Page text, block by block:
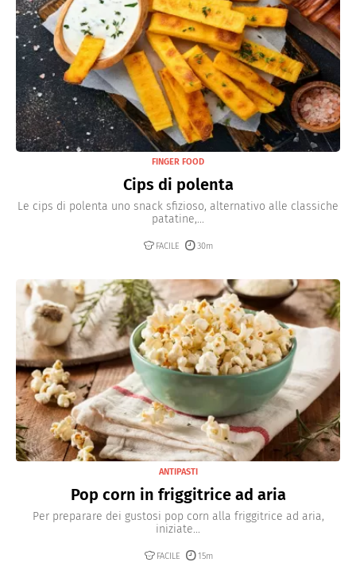
FINGER FOOD
Cips di polenta
Le cips di polenta uno snack sfizioso, alternativo alle classiche
patatine,...
FACILE 30m
ANTIPASTI
Pop corn in friggitrice ad aria
Per preparare dei gustosi pop corn alla friggitrice ad aria,
iniziate...
FACILE 15m